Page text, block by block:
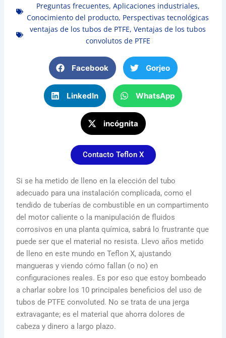
Preguntas frecuentes, Aplicaciones industriales,
Conocimiento del producto, Perspectivas tecnológicas
ventajas de los tubos de PTFE, Ventajas de los tubos
convolutos de PTFE
Facebook Gorjeo
LinkedIn WhatsApp
incógnita
Contacto Teflon X
Si se ha metido de lleno en la elección del tubo
adecuado para una instalación complicada, como el
tendido de tuberías de combustible en un compartimento
del motor caliente o la manipulación de fluidos
corrosivos en una planta química, sabrá lo frustrante que
puede ser que el material no resista. Llevo años metido
de lleno en este mundo en Teflon X, ajustando
mangueras y viendo cómo fallan (o no) en
configuraciones reales. Es por eso que estoy bombeado
a charlar sobre los 10 principales beneficios del uso de
tubos de PTFE convoluted. No se trata de una jerga
extravagante; es el material que ahorra dolores de
cabeza y dinero a largo plazo.